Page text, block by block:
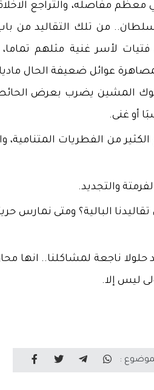
معظم مفاصله، والتراجع
سلطان.. من تلك التقاليد من
فتيات لأسر غنية مثلهم
عوائل ضعيفة الحال
المشين يضرب بعرض الحائط
أو غنى.
من الفطريات المتنامية،
والتجديد.
البالية؟ ومتى نمارس
ناجعة لمشاكلنا.. انها
ليس إلا.
: